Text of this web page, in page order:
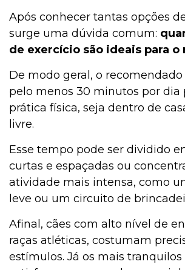
Após conhecer tantas opções
surge uma dúvida comum:
de exercício são ideais para o
De modo geral, o recomendado
pelo menos 30 minutos por dia
prática física, seja dentro de
livre.
Esse tempo pode ser dividido
curtas e espaçadas ou
atividade mais intensa, como
leve ou um circuito de
Afinal, cães com alto nível de
raças atléticas, costumam
estímulos. Já os mais